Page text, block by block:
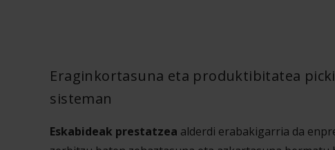
Eraginkortasuna eta produktibitatea
sisteman
Eskabideak prestatzea alderdi erabakigarria da